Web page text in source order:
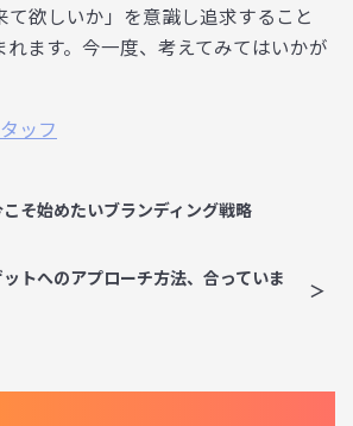
て欲しいか」を意識し追求すること
ます。今一度、考えてみてはいかが
ッフ
そ始めたいブランディング戦略
トへのアプローチ方法、合っていま